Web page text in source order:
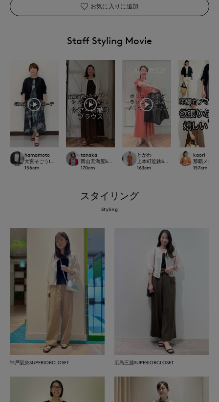
お気に入りに追加
Staff Styling Movie
hamamoto
大宮そごうINED
156cm
tanaka
岡山天満屋SUPERIORCLOSET
170cm
とがわ
上本町近鉄SUPERIORCLOSET
163cm
kaori
那覇メイ
157cm
スタイリング
Styling
神戸阪急SUPERIORCLOSET 広島三越SUPERIORCLOSET